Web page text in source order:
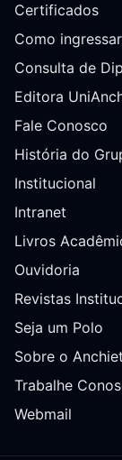
Certificados
Como ingressar
Consulta de
Editora
Fale Conosco
História do
Institucional
Intranet
Livros
Ouvidoria
Revistas
Seja um Polo
Sobre o
Trabalhe
Webmail